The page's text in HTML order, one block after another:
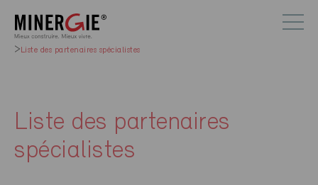
Liste des partenaires spécialistes
Liste des partenaires
spécialistes